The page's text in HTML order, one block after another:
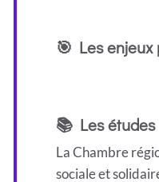
🎯 Les enjeux
📚 Les
La Chambre
sociale et